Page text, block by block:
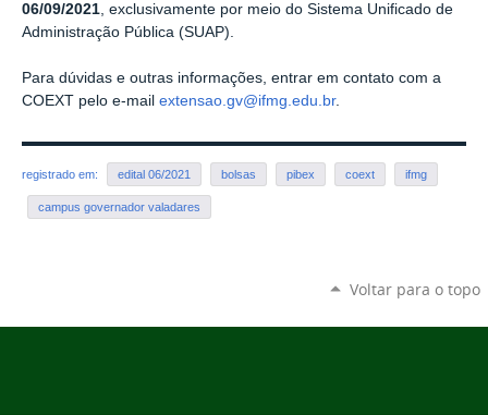
06/09/2021, exclusivamente por meio do Sistema Unificado de
Administração Pública (SUAP).
Para dúvidas e outras informações, entrar em contato com a
COEXT pelo e-mail extensao.gv@ifmg.edu.br.
registrado em: edital 06/2021 bolsas pibex coext ifmg
campus governador valadares
Voltar para o topo